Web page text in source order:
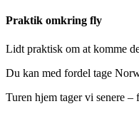
Praktik omkring fly
Lidt praktisk om at komme
Du kan med fordel tage
Turen hjem tager vi senere